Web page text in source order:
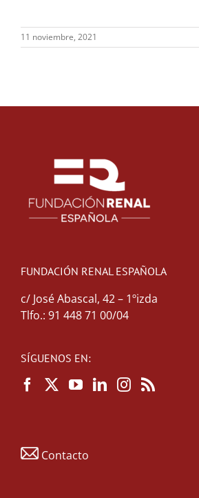
11 noviembre, 2021
FUNDACIÓN RENAL ESPAÑOLA
c/ José Abascal, 42 – 1ºizda
Tlfo.: 91 448 71 00/04
SÍGUENOS EN:
Contacto